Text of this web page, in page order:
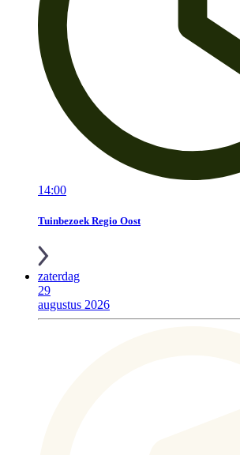
14:00
Tuinbezoek Regio Oost
zaterdag
29
augustus 2026